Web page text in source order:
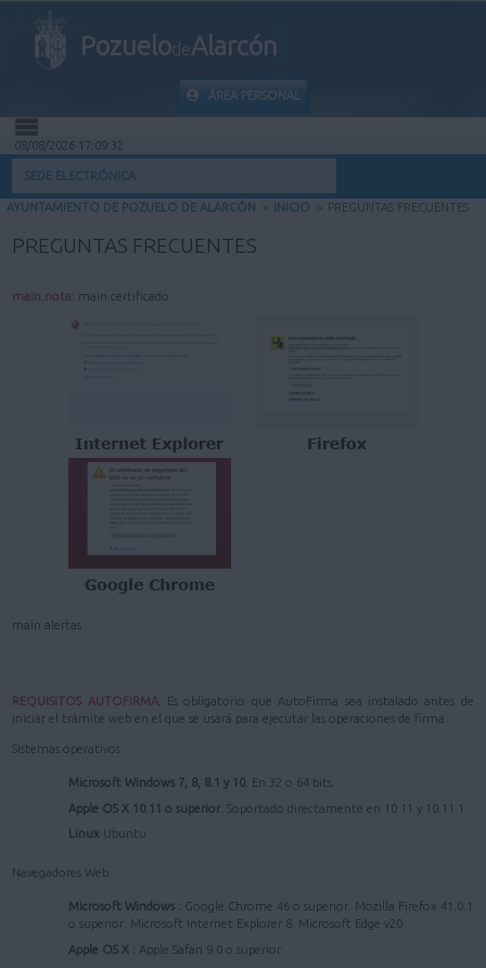
PozuelodeAlarcón
ÁREA PERSONAL
INICIO
INFORMACIÓN MUNICIPAL
08/08/2026 17:09:33
SEDE ELECTRÓNICA
AYUNTAMIENTO DE POZUELO DE ALARCÓN > INICIO > PREGUNTAS FRECUENTES
PREGUNTAS FRECUENTES
main.nota: main.certificado
main.alertas
REQUISITOS AUTOFIRMA: Es obligatorio que AutoFirma sea instalado antes de
iniciar el trámite web en el que se usará para ejecutar las operaciones de firma.
Sistemas operativos
Microsoft Windows 7, 8, 8.1 y 10. En 32 o 64 bits.
Apple OS X 10.11 o superior. Soportado directamente en 10.11 y 10.11.1.
Linux Ubuntu
Navegadores Web
Microsoft Windows : Google Chrome 46 o superior. Mozilla Firefox 41.0.1
o superior. Microsoft Internet Explorer 8. Microsoft Edge v20
Apple OS X : Apple Safari 9.0 o superior.